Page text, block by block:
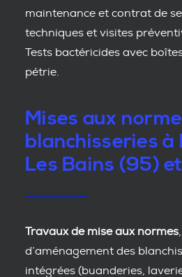
maintenance et contrat de
techniques et visites
Tests bactéricides avec
pétrie.
Mises aux
blanchisseries à
Les Bains (95)
Travaux de mise aux normes
d’aménagement des
intégrées (buanderies,